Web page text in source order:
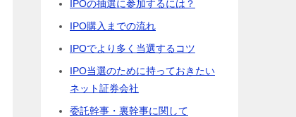
IPOの抽選に参加するには？
IPO購入までの流れ
IPOでより多く当選するコツ
IPO当選のために持っておきたい
ネット証券会社
委託幹事・裏幹事に関して